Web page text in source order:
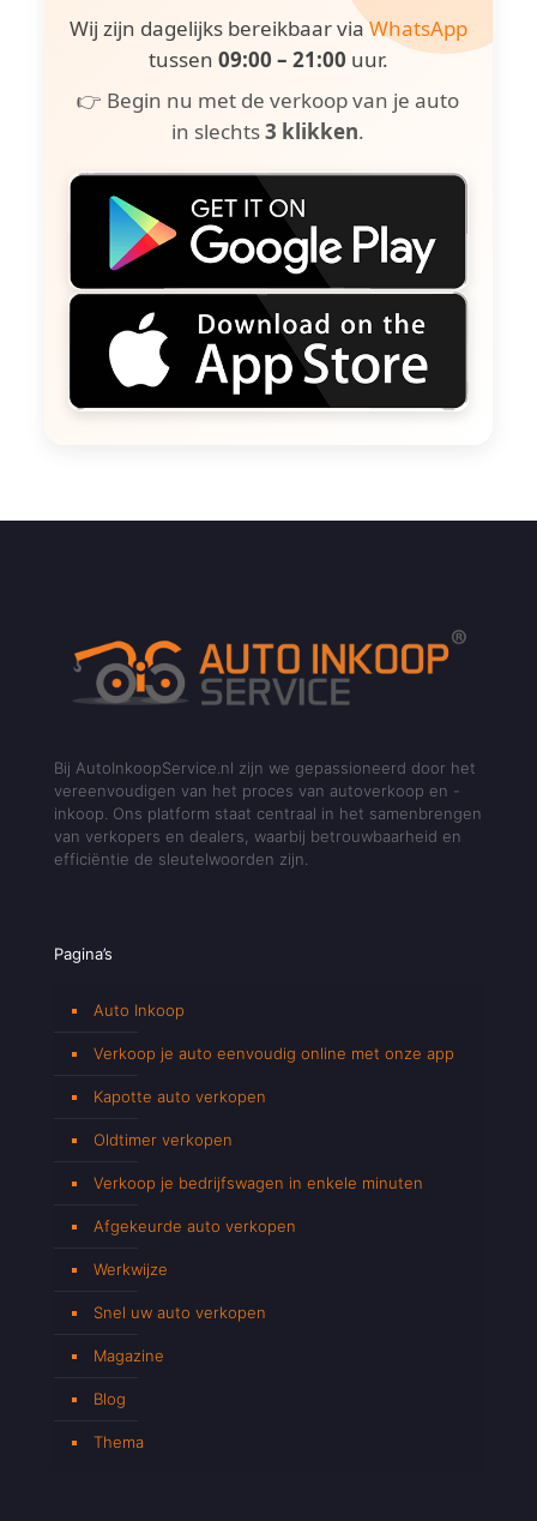
Wij zijn dagelijks bereikbaar viaWhatsApp
tussen 09:00 – 21:00 uur.
👉 Begin nu met de verkoop van je auto
in slechts3 klikken.
Bij AutoInkoopService.nl zijn we gepassioneerd door het
vereenvoudigen van het proces van autoverkoop en -
inkoop. Ons platform staat centraal in het samenbrengen
van verkopers en dealers, waarbij betrouwbaarheid en
efficiëntie de sleutelwoorden zijn.
Pagina’s
Auto Inkoop
Verkoop je auto eenvoudig online met onze app
Kapotte auto verkopen
Oldtimer verkopen
Verkoop je bedrijfswagen in enkele minuten
Afgekeurde auto verkopen
Werkwijze
Snel uw auto verkopen
Magazine
Blog
Thema